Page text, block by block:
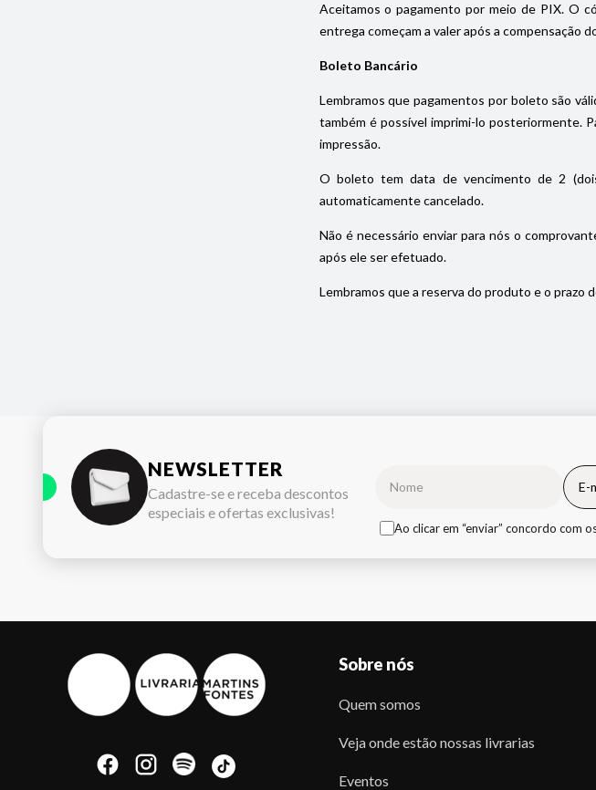
Aceitamos o pagamento por meio de PIX. O
entrega começam a valer após a compensação
Boleto Bancário
Lembramos que pagamentos por boleto são
também é possível imprimi-lo posteriormente.
impressão.
O boleto tem data de vencimento de 2
automaticamente cancelado.
Não é necessário enviar para nós o
após ele ser efetuado.
Lembramos que a reserva do produto e o prazo
NEWSLETTER
Cadastre-se e receba descontos
especiais e ofertas exclusivas!
Ao clicar em “enviar” concordo com
Sobre nós
Quem somos
Veja onde estão nossas livrarias
Eventos